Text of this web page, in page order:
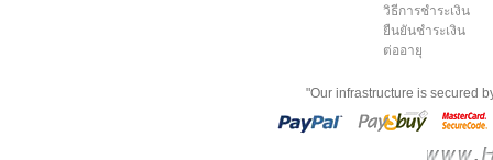
วิธีการชำระเงิน
ยืนยันชำระเงิน
ต่ออายุ
"Our infrastructure is secured